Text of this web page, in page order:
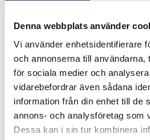
Denna webbplats använder
Vi använder enhetsidentifierare
och annonserna till användarna,
för sociala medier och
vidarebefordrar även sådana
information från din enhet till de
annons- och analysföretag som
Dessa kan i sin tur kombinera
Du
Klicka på en stjärna för att